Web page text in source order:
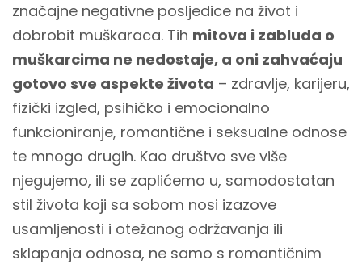
značajne negativne posljedice na život i
dobrobit muškaraca. Tih mitova i zabluda o
muškarcima ne nedostaje, a oni zahvaćaju
gotovo sve aspekte života – zdravlje, karijeru,
fizički izgled, psihičko i emocionalno
funkcioniranje, romantične i seksualne odnose
te mnogo drugih. Kao društvo sve više
njegujemo, ili se zaplićemo u, samodostatan
stil života koji sa sobom nosi izazove
usamljenosti i otežanog održavanja ili
sklapanja odnosa, ne samo s romantičnim